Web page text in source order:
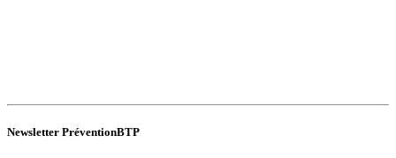
Newsletter PréventionBTP